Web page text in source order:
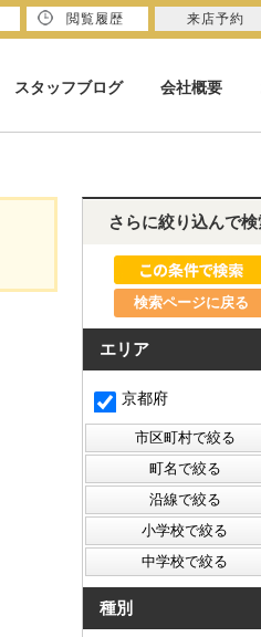
スタッフブログ 会社概要
さらに絞り込んで検
検索ページに戻る
エリア
京都府
種別
閲覧履歴 来店予約